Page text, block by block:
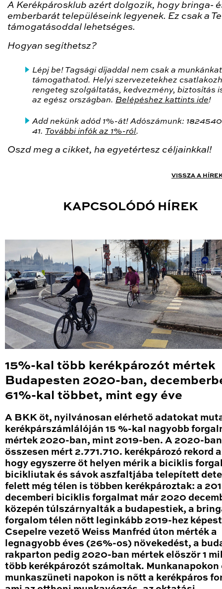
A Kerékpárosklub azért dolgozik, hogy bringa-
emberbarát településeink legyenek. Ez csak a Te
támogatásoddal lehetséges.
Hogyan segíthetsz?
Lépj be! Tagsági díjaddal nem csak a munkánkat
támogathatod. Helyi szervezetekhez
rengeteg szolgáltatás, kedvezmény, biztosítás
az egész országban. Belépéshez kattints ide!
Add nekünk adód 1%-át! Adószámunk:
41. További infók az 1%-ról.
Oszd meg a cikket, ha egyetértesz céljainkkal!
VISSZA A
KAPCSOLÓDÓ HÍREK
15%-kal több kerékpározót mértek
Budapesten 2020-ban,
61%-kal többet, mint egy éve
A BKK öt, nyilvánosan elérhető adatokat
kerékpárszámlálóján 15 %-kal nagyobb
mértek 2020-ban, mint 2019-ben. A 2020-ban
összesen mért 2.771.710. kerékpározó rekord
hogy egyszerre öt helyen mérik a biciklis
bicikliutak és sávok aszfaltjába telepített
felett még télen is többen kerékpároztak: a
decemberi biciklis forgalmat már 2020
közepén túlszárnyalták a budapestiek, a
forgalom télen nőtt leginkább 2019-hez
Csepelre vezető Weiss Manfréd úton mérték a
legnagyobb éves (26%-os) növekedést, a
rakparton pedig 2020-ban mértek először 1
több kerékpározót számoltak. Munkanapokon
munkaszüneti napokon is nőtt a kerékpáros